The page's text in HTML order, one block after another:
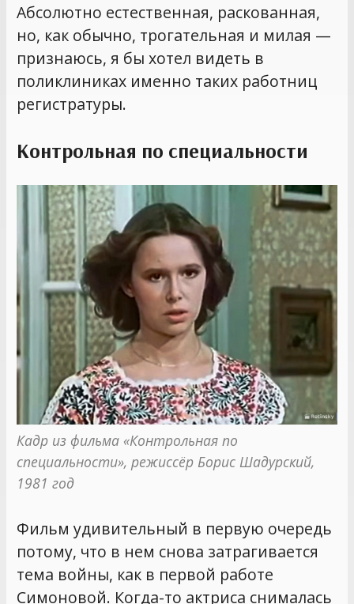
Абсолютно естественная, раскованная,
но, как обычно, трогательная и милая —
признаюсь, я бы хотел видеть в
поликлиниках именно таких работниц
регистратуры.
Контрольная по специальности
Кадр из фильма «Контрольная по
специальности», режиссёр Борис Шадурский,
1981 год
Фильм удивительный в первую очередь
потому, что в нем снова затрагивается
тема войны, как в первой работе
Симоновой. Когда-то актриса снималась